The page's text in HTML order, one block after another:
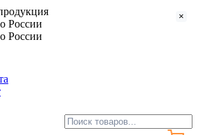
России
России
×